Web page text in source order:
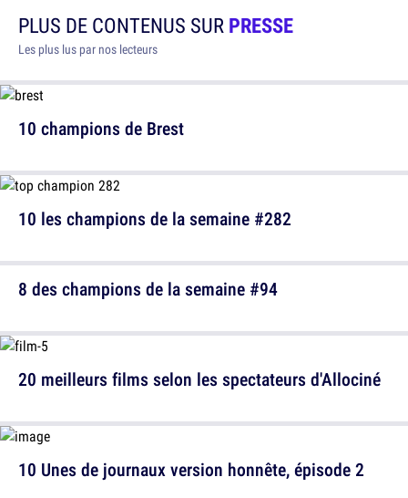
PLUS DE CONTENUS SURPRESSE
Les plus lus par nos lecteurs
10 champions de Brest
8 des champions de la semaine #94
10 Unes de journaux version honnête, épisode 2
10 les champions de la semaine #282
20 meilleurs films selon les spectateurs d'Allociné